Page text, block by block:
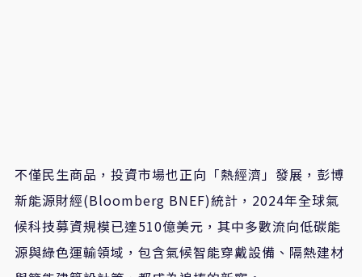
不僅民生商品，投資市場也正向「熱經濟」發展，彭博
新能源財經(Bloomberg BNEF)統計，2024年全球氣
候科技募資規模已達510億美元，其中多數流向低碳能
源與綠色運輸領域，包含氣候智能穿戴設備、隔熱建材